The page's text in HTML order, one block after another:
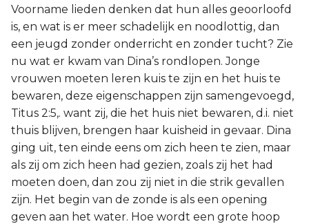
Voorname lieden denken dat hun alles geoorloofd
is, en wat is er meer schadelijk en noodlottig, dan
een jeugd zonder onderricht en zonder tucht? Zie
nu wat er kwam van Dina’s rondlopen. Jonge
vrouwen moeten leren kuis te zijn en het huis te
bewaren, deze eigenschappen zijn samengevoegd,
Titus 2:5,. want zij, die het huis niet bewaren, d.i. niet
thuis blijven, brengen haar kuisheid in gevaar. Dina
ging uit, ten einde eens om zich heen te zien, maar
als zij om zich heen had gezien, zoals zij het had
moeten doen, dan zou zij niet in die strik gevallen
zijn. Het begin van de zonde is als een opening
geven aan het water. Hoe wordt een grote hoop